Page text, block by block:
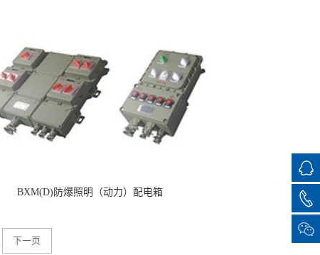
BXM(D)防爆照明（动力）配电箱
下一页